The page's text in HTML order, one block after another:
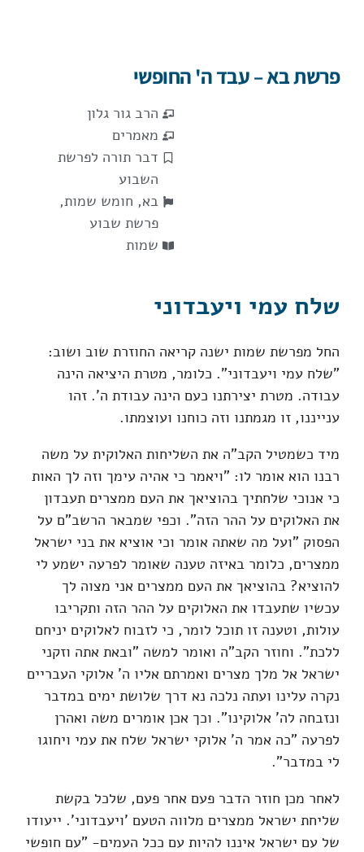
פרשת בא – עבד ה' החופשי
הרב גור גלון
מאמרים
דבר תורה לפרשת
השבוע
בא, חומש שמות,
פרשת שבוע
שמות
שלח עמי ויעבדוני
החל מפרשת שמות ישנה קריאה החוזרת שוב ושוב:
"שלח עמי ויעבדוני". כלומר, מטרת היציאה הינה
עבודה. מטרת יצירתנו כעם הינה עבודת ה'. זהו
ענייננו, זו מגמתנו וזה כוחנו ועוצמתו.
מיד כשמטיל הקב"ה את השליחות האלוקית על משה
רבנו הוא אומר לו: "ויאמר כי אהיה עימך וזה לך האות
כי אנוכי שלחתיך בהוציאך את העם ממצרים תעבדון
את האלוקים על ההר הזה". וכפי שמבאר הרשב"ם על
הפסוק "ועל מה שאתה אומר וכי אוציא את בני ישראל
ממצרים, כלומר באיזה טענה שאומר לפרעה ישמע לי
להוציא? בהוציאך את העם ממצרים אני מצוה לך
עכשיו שתעבדו את האלוקים על ההר הזה ותקריבו
עולות, וטענה זו תוכל לומר, כי לזבוח לאלוקים יניחם
ללכת". וחוזר הקב"ה ואומר למשה "ובאת אתה וזקני
ישראל אל מלך מצרים ואמרתם אליו ה' אלוקי העבריים
נקרה עלינו ועתה נלכה נא דרך שלושת ימים במדבר
ונזבחה לה' אלוקינו". וכך אכן אומרים משה ואהרן
לפרעה "כה אמר ה' אלוקי ישראל שלח את עמי ויחוגו
לי במדבר".
לאחר מכן חוזר הדבר פעם אחר פעם, שלכל בקשת
שליחת ישראל ממצרים מלווה הטעם 'ויעבדוני'. ייעודו
של עם ישראל איננו להיות עם ככל העמים- "עם חופשי